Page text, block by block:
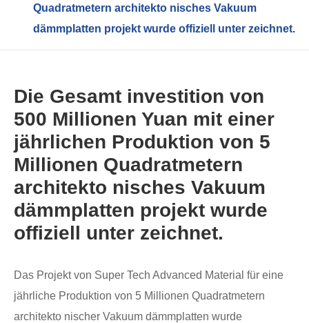
Quadratmetern architekto nisches Vakuum
dämmplatten projekt wurde offiziell unter zeichnet.
Die Gesamt investition von
500 Millionen Yuan mit einer
jährlichen Produktion von 5
Millionen Quadratmetern
architekto nisches Vakuum
dämmplatten projekt wurde
offiziell unter zeichnet.
Das Projekt von Super Tech Advanced Material für eine
jährliche Produktion von 5 Millionen Quadratmetern
architekto nischer Vakuum dämmplatten wurde